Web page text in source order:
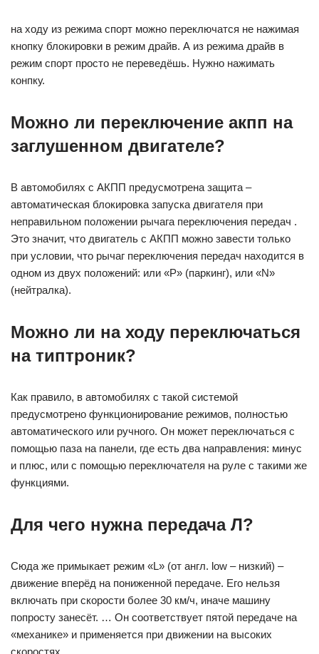
на ходу из режима спорт можно переключатся не нажимая
кнопку блокировки в режим драйв. А из режима драйв в
режим спорт просто не переведёшь. Нужно нажимать
конпку.
Можно ли переключение акпп на
заглушенном двигателе?
В автомобилях с АКПП предусмотрена защита –
автоматическая блокировка запуска двигателя при
неправильном положении рычага переключения передач .
Это значит, что двигатель с АКПП можно завести только
при условии, что рычаг переключения передач находится в
одном из двух положений: или «P» (паркинг), или «N»
(нейтралка).
Можно ли на ходу переключаться
на типтроник?
Как правило, в автомобилях с такой системой
предусмотрено функционирование режимов, полностью
автоматического или ручного. Он может переключаться с
помощью паза на панели, где есть два направления: минус
и плюс, или с помощью переключателя на руле с такими же
функциями.
Для чего нужна передача Л?
Сюда же примыкает режим «L» (от англ. low – низкий) –
движение вперёд на пониженной передаче. Его нельзя
включать при скорости более 30 км/ч, иначе машину
попросту занесёт. … Он соответствует пятой передаче на
«механике» и применяется при движении на высоких
скоростях.